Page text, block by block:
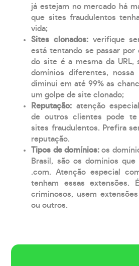
já estejam no mercado há
que sites fraudulentos
vida;
Sites clonados: verifique
está tentando se passar por
do site é a mesma da URL,
domínios diferentes,
diminui em até 99% as
um golpe de site clonado;
Reputação: atenção
de outros clientes pode
sites fraudulentos. Prefira
reputação.
Tipos de domínios:os
Brasil, são os domínios
.com. Atenção especial
tenham essas extensões.
criminosos, usem
ou outros.